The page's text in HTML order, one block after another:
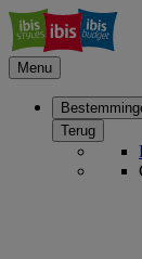
Menu
Terug